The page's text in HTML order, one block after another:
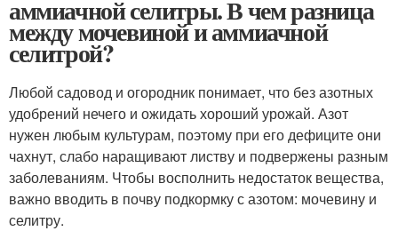
аммиачной селитры. В чем разница
между мочевиной и аммиачной
селитрой?
Любой садовод и огородник понимает, что без азотных
удобрений нечего и ожидать хороший урожай. Азот
нужен любым культурам, поэтому при его дефиците они
чахнут, слабо наращивают листву и подвержены разным
заболеваниям. Чтобы восполнить недостаток вещества,
важно вводить в почву подкормку с азотом: мочевину и
селитру.